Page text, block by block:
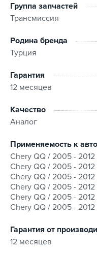
Группа запчастей
Трансмиссия
Родина бренда
Турция
Гарантия
12 месяцев
Качество
Аналог
Применяемость к
Chery QQ / 2005 -
Chery QQ / 2005 -
Chery QQ / 2005 -
Chery QQ / 2005 -
Chery QQ / 2005 -
Chery QQ / 2005 -
Гарантия от
12 месяцев